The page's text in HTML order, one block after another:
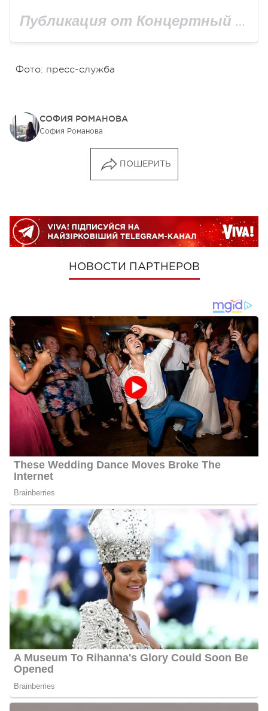
Публикация от Концертный зал, музей гитар (@universumhallua)
Фото: пресс-служба
СОФИЯ РОМАНОВА
София Романова
ПОШЕРИТЬ
НОВОСТИ ПАРТНЕРОВ